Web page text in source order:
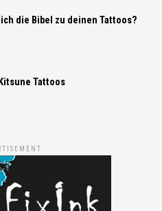
die Bibel zu deinen Tattoos?
Tattoos